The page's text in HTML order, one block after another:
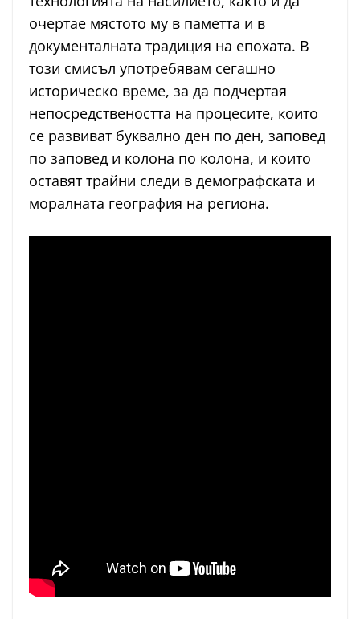
очертае мястото му в паметта и в
документалната традиция на епохата. В
този смисъл употребявам сегашно
историческо време, за да подчертая
непосредствеността на процесите, които
се развиват буквално ден по ден, заповед
по заповед и колона по колона, и които
оставят трайни следи в демографската и
моралната география на региона.